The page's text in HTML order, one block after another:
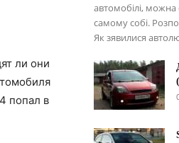
ли они
попал в
автомобілі, можна
самому собі.
Як зявилися